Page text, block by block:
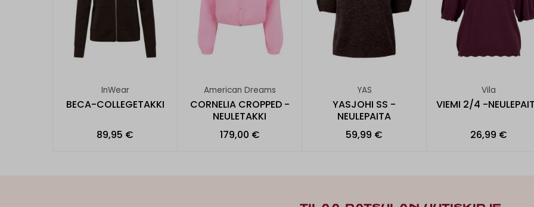
InWear
BECA-COLLEGETAKKI
89,95 €
American Dreams
CORNELIA CROPPED -
NEULETAKKI
179,00 €
YAS
YASJOHI SS -
NEULEPAITA
59,99 €
Vila
VIEMI 2/4 -
26,99 €